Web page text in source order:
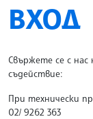
ВХОД
Свържете се с
съдействие:
При технически
02/ 9262 363